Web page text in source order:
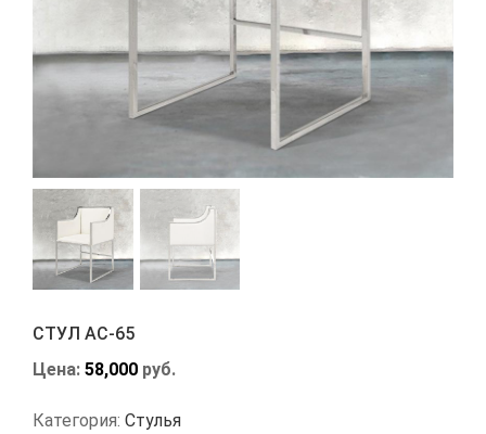
СТУЛ АС-65
Цена: 58,000 руб.
Категория: Стулья